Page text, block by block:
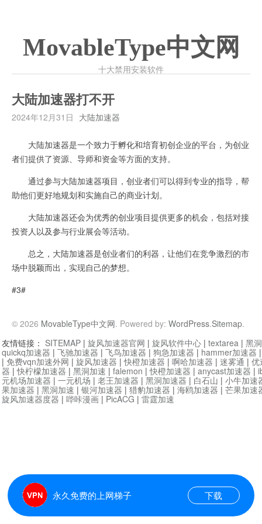
MovableType中文网
十大禁用安装软件
大陆加速器打不开
2024年12月31日 大陆加速器
大陆加速器是一个致力于孵化和培育初创企业的平台，为创业
者们提供了资源、导师和资金等方面的支持。
通过参与大陆加速器项目，创业者们可以得到专业的指导，帮
助他们更好地规划和实施自己的商业计划。
大陆加速器还会为优秀的创业项目提供更多的机会，包括对接
投资人以及参与行业展会等活动。
总之，大陆加速器是创业者们的利器，让他们在竞争激烈的市
场中脱颖而出，实现自己的梦想。
#3#
© 2026 MovableType中文网. Powered by: WordPress.Sitemap.
永久免费的上网梯子 下载
友情链接： SITEMAP | 旋风加速器官网 | 旋风软件中心 | textarea | 黑
quickq加速器 | 飞驰加速器 | 飞鸟加速器 | 狗急加速器 | hammer加速器
| 免费vqn加速外网 | 旋风加速器 |快橙加速器 | 啊哈加速器 | 迷雾通 | 优
器 |快柠檬加速器 | 黑洞加速 | falemon |快橙加速器 | anycast加速器 |
元机场加速器 | 一元机场 | 老王加速器 | 黑洞加速器 | 白石山 | 小牛加速
果加速器 | 黑洞加速 | 银河加速器 | 猎豹加速器 | 海鸥加速器 | 芒果加速
旋风加速器度器 | 哔咔漫画 | PicACG | 雷霆加速